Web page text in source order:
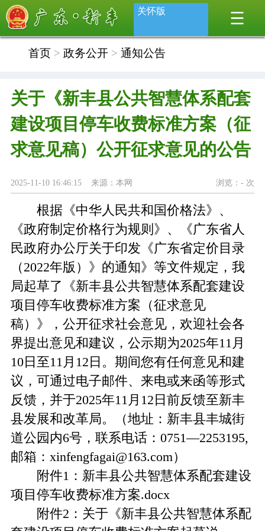
关怀版
首页> 政务公开> 通知公告
关于《新丰县公共智慧体系配套
建设项目停车收费标准方案（征
求意见稿）公开征求意见的公告
浏览：- 次
2025-11-10 16:46:15 来源：本网
根据《中华人民共和国价格法》、
《政府制定价格行为规则》、《广东省人
民政府办公厅关于印发《广东省定价目录
（2022年版）》的通知》等文件规定，我
局起草了《新丰县公共智慧体系配套建设
项目停车收费标准方案（征求意见
稿）》，公开征求社会意见，欢迎社会各
界提出意见和建议，公示期为2025年11月
10日至11月12日。期间您有任何意见和建
议，可通过电子邮件、来电或来函等形式
反馈，并于2025年11月12日前反馈至新丰
县发展和改革局。（地址：新丰县丰城街
道公园内6号，联系电话：0751―2253195,
邮箱：xinfengfagai@163.com）
附件1：新丰县公共智慧体系配套建设
项目停车收费标准方案.docx
附件2： 关于《新丰县公共智慧体系配